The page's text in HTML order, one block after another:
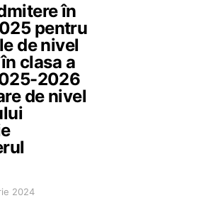
în
pentru
de nivel
clasa a
2026
de nivel
2024